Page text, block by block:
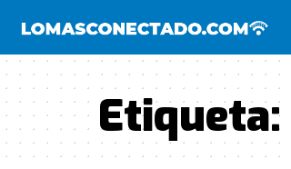
Etiqueta: